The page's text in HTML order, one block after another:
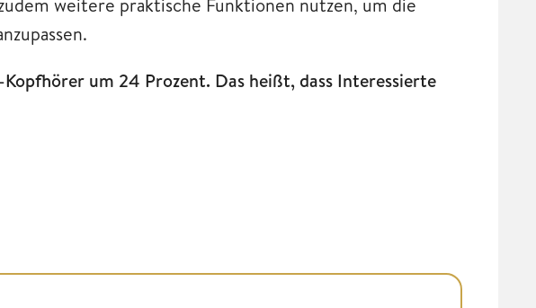
um 24 Prozent. Das heißt, dass Interessierte